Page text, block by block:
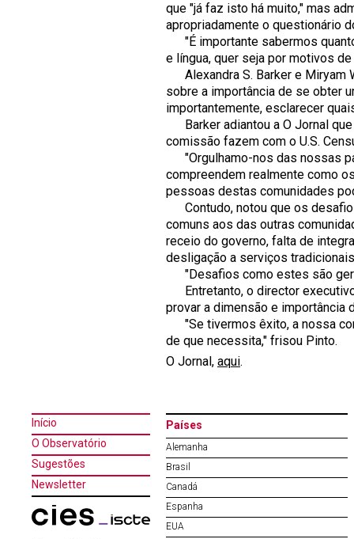
que "já faz isto há muito," mas
apropriadamente o questionário
"É importante sabermos
e língua, quer seja por motivos
Alexandra S. Barker e Miryam
sobre a importância de se obter
importantemente, esclarecer
Barker adiantou a O Jornal
comissão fazem com o U.S.
"Orgulhamo-nos das nossas
compreendem realmente como
pessoas destas comunidades
Contudo, notou que os
comuns aos das outras
receio do governo, falta de
desligação a serviços
"Desafios como estes são
Entretanto, o director
provar a dimensão e importância
"Se tivermos êxito, a nossa
de que necessita," frisou Pinto.
O Jornal, aqui.
Início
O Observatório
Sugestões
Newsletter
Países
Alemanha
Brasil
Canadá
Espanha
EUA